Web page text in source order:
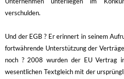
verschulden.
Und der EGB ? Er erinnert in seinem
fortwährende Unterstützung der
noch ? 2008 wurden der EU Vertrag
wesentlichen Textgleich mit der